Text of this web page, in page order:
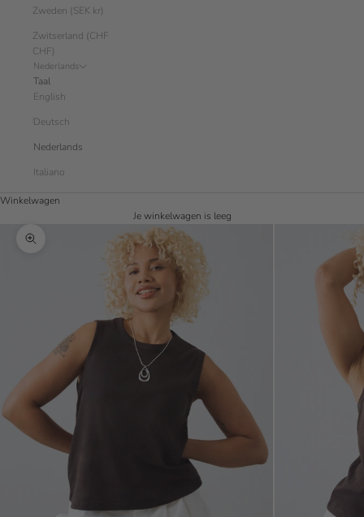
Zweden (SEK kr)
Zwitserland (CHF
CHF)
Nederlands
Taal
English
Deutsch
Nederlands
Italiano
Winkelwagen
Je winkelwagen is leeg
In-/uitzoomen